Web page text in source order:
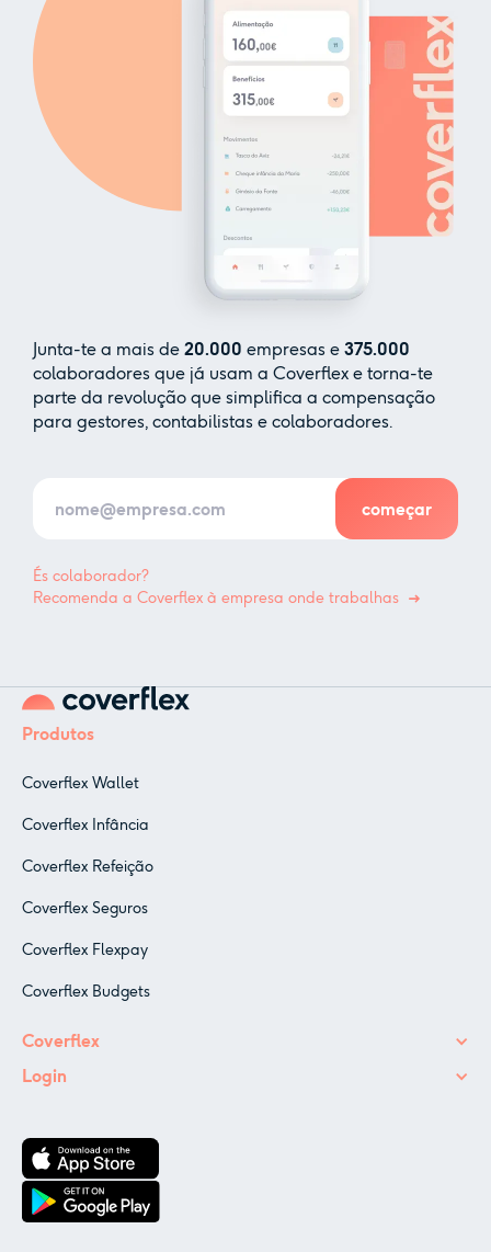
Junta-te a mais de 20.000 empresas e 375.000
colaboradores que já usam a Coverflex e torna-te
parte da revolução que simplifica a compensação
para gestores, contabilistas e colaboradores.
És colaborador?
Recomenda a Coverflex à empresa onde trabalhas
Produtos
Coverflex Wallet
Coverflex Infância
Coverflex Refeição
Coverflex Seguros
Coverflex Flexpay
Coverflex Budgets
Coverflex
Login